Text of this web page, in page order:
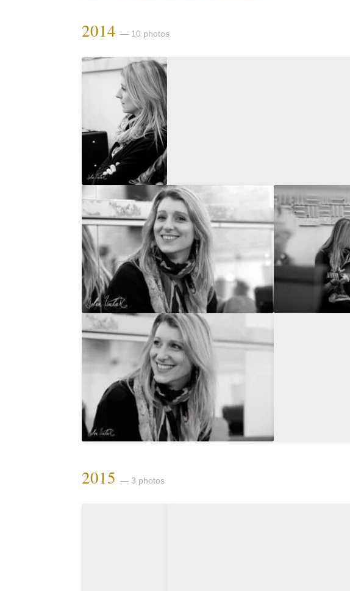
2014 — 10 photos
2015 — 3 photos